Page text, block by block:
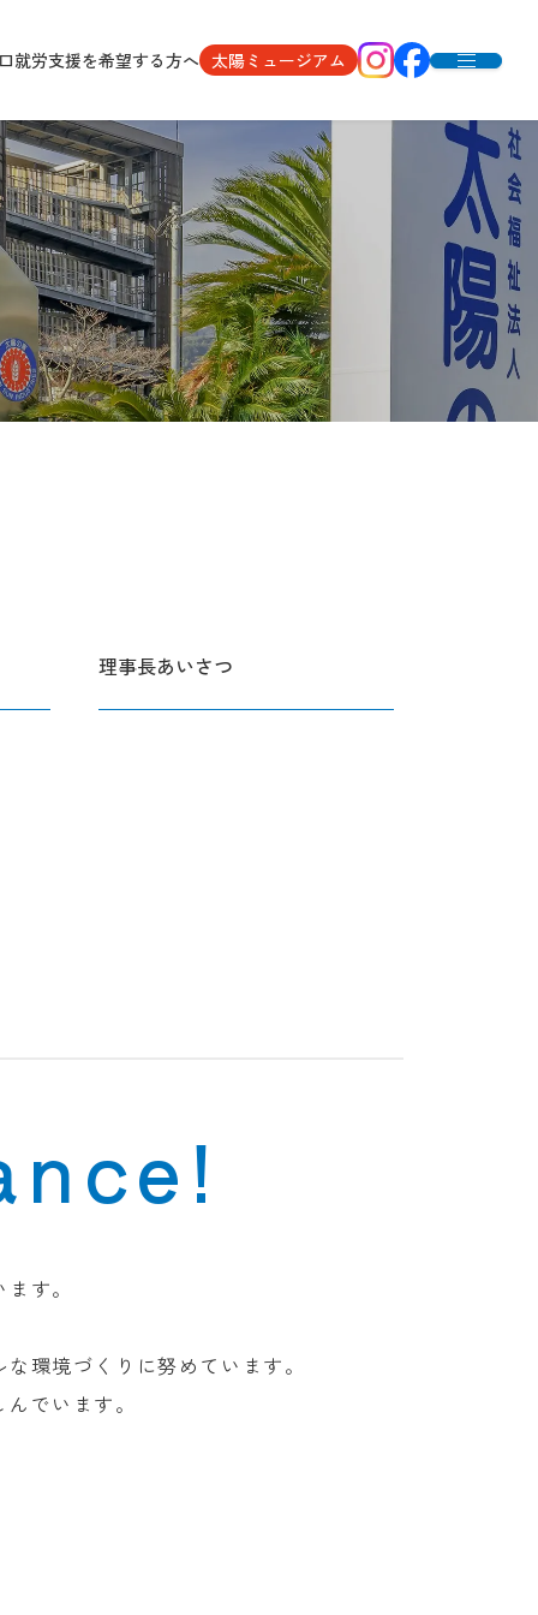
就労支援を希望する方へ 太陽ミュージアム
理事長あいさつ
す。
環境づくりに努めています。
でいます。